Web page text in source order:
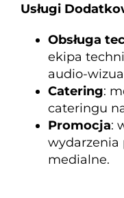
Usługi
Obsługa
ekipa
audio-
Catering:
cateringu
Promocja:
wydarzenia
medialne.